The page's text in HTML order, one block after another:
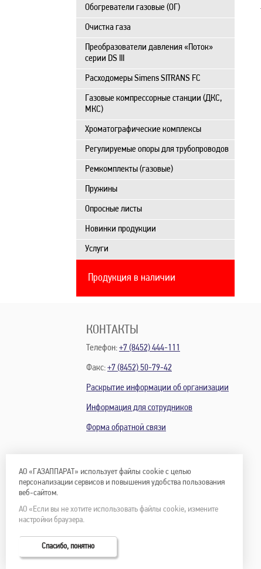
Обогреватели газовые (ОГ)
Очистка газа
Преобразователи давления «Поток»
серии DS III
Расходомеры Simens SITRANS FC
Газовые компрессорные станции (ДКС,
МКС)
Хроматографические комплексы
Регулируемые опоры для трубопроводов
Ремкомплекты (газовые)
Пружины
Опросные листы
Новинки продукции
Услуги
Продукция в наличии
КОНТАКТЫ
Телефон:+7 (8452) 444-111
Факс:+7 (8452) 50-79-42
Раскрытие информации об организации
Информация для сотрудников
Форма обратной связи
АО «ГАЗАППАРАТ» использует файлы cookie с целью
персонализации сервисов и повышения удобства пользования
веб-сайтом.
АО «Если вы не хотите использовать файлы cookie, измените
настройки браузера.
Спасибо, понятно